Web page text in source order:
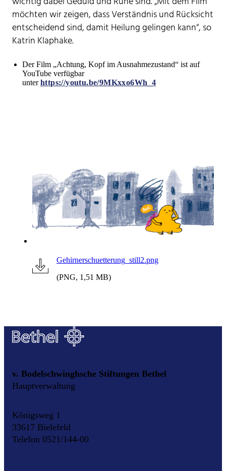
möchten wir zeigen, dass Verständnis und Rücksicht
entscheidend sind, damit Heilung gelingen kann“, so
Katrin Klaphake.
Der Film „Achtung, Kopf im Ausnahmezustand“ ist auf
YouTube verfügbar
unterhttps://youtu.be/9MKxxo6Wh_4
Gehirnerschuetterung_still2.png
(PNG, 1,51 MB)
v. Bodelschwinghsche Stiftungen Bethel
Hauptverwaltung
Königsweg 1
33617 Bielefeld
Telefon 0521/144-00